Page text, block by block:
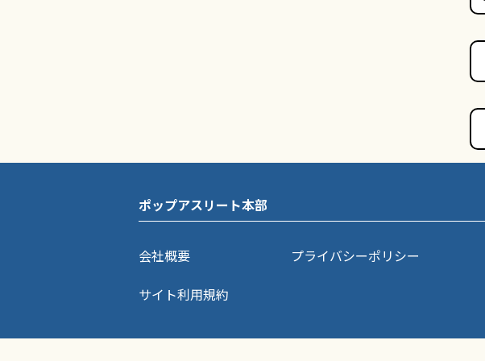
ポップアスリート本部
会社概要 プライバシーポリシー
サイト利用規約